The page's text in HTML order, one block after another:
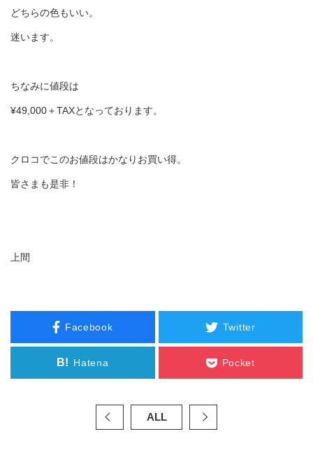
どちらの色もいい。
迷います。
ちなみに値段は
¥49,000＋TAXとなっております。
クロコでこのお値段はかなりお買い得。
皆さまも是非！
上間
Facebook Twitter
B! Hatena Pocket
ALL